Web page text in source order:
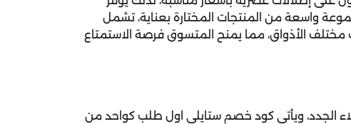
واسعة من المنتجات المختارة بعناية، تشمل
مختلف الأذواق، مما يمنح المتسوق فرصة الاستمتاع
الجدد، ويأتي كود خصم ستايلي اول طلب كواحد من